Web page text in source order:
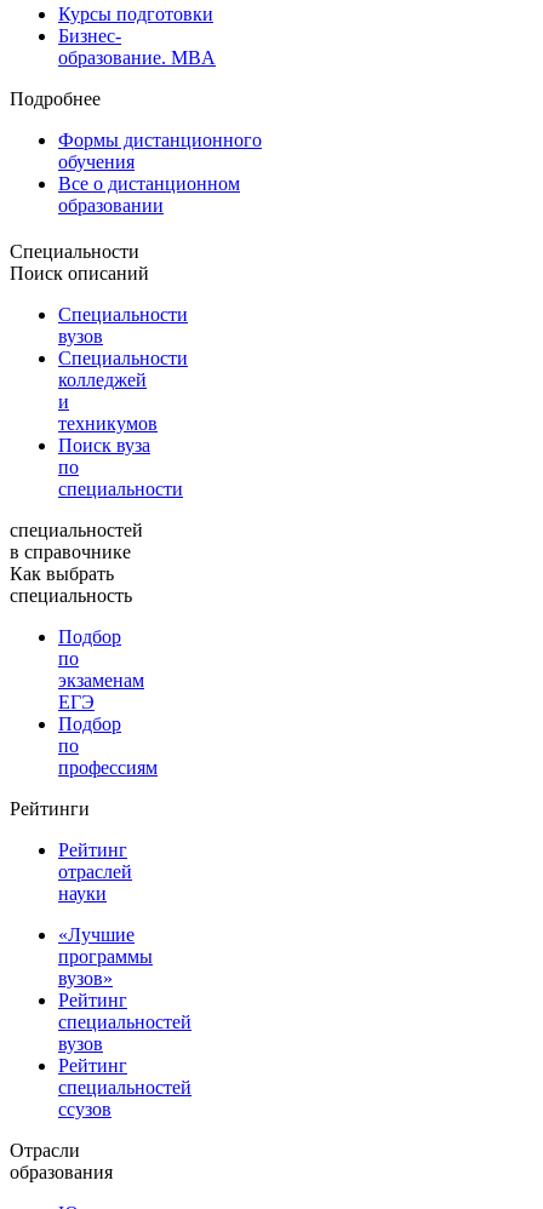
Курсы подготовки
Бизнес-
образование. MBA
Подробнее
Формы дистанционного
обучения
Все о дистанционном
образовании
Специальности
Поиск описаний
Специальности
вузов
Специальности
колледжей
и
техникумов
Поиск вуза
по
специальности
специальностей
в справочнике
Как выбрать
специальность
Подбор
по
экзаменам
ЕГЭ
Подбор
по
профессиям
Рейтинги
Рейтинг
отраслей
науки
«Лучшие
программы
вузов»
Рейтинг
специальностей
вузов
Рейтинг
специальностей
ссузов
Отрасли
образования